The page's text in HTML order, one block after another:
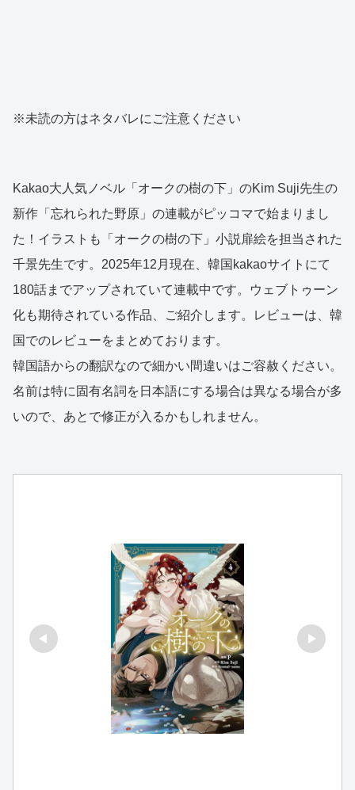
※未読の方はネタバレにご注意ください
Kakao大人気ノベル「オークの樹の下」のKim Suji先生の
新作「忘れられた野原」の連載がピッコマで始まりまし
た！イラストも「オークの樹の下」小説扉絵を担当された
千景先生です。2025年12月現在、韓国kakaoサイトにて
180話までアップされていて連載中です。ウェブトゥーン
化も期待されている作品、ご紹介します。レビューは、韓
国でのレビューをまとめております。
韓国語からの翻訳なので細かい間違いはご容赦ください。
名前は特に固有名詞を日本語にする場合は異なる場合が多
いので、あとで修正が入るかもしれません。